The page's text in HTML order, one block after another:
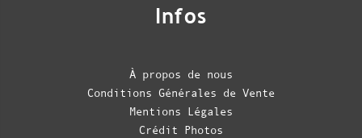
Infos
À propos de nous
Conditions Générales de Vente
Mentions Légales
Crédit Photos